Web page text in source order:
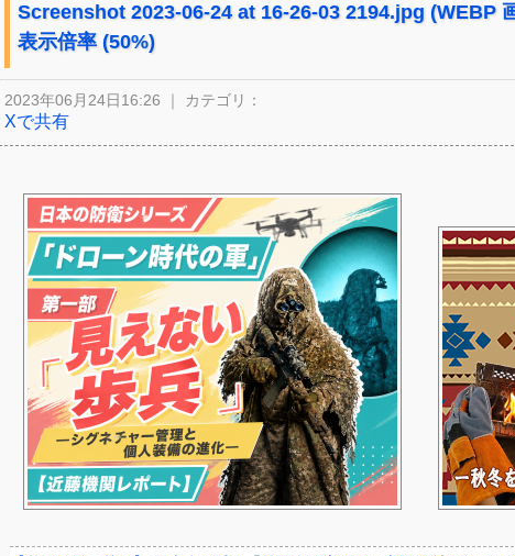
Screenshot 2023-06-24 at 16-26-03 2194.jpg (WEBP
表示倍率 (50%)
2023年06月24日16:26 ｜ カテゴリ：
Xで共有